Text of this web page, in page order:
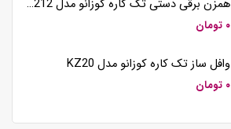
همزن برقی دستی تک کاره کوزانو مدل HM212
۰ تومان
وافل ساز تک کاره کوزانو مدل KZ20
۰ تومان